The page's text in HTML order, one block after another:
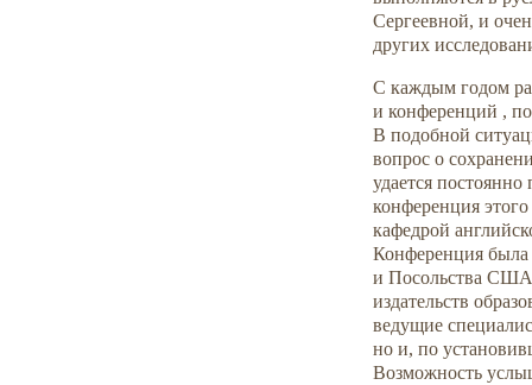
Сергеевной, и
других
С каждым годом
и конференций ,
В подобной
вопрос о
удается
конференция
кафедрой
Конференция была
и Посольства США
издательств
ведущие
но и, по
Возможность